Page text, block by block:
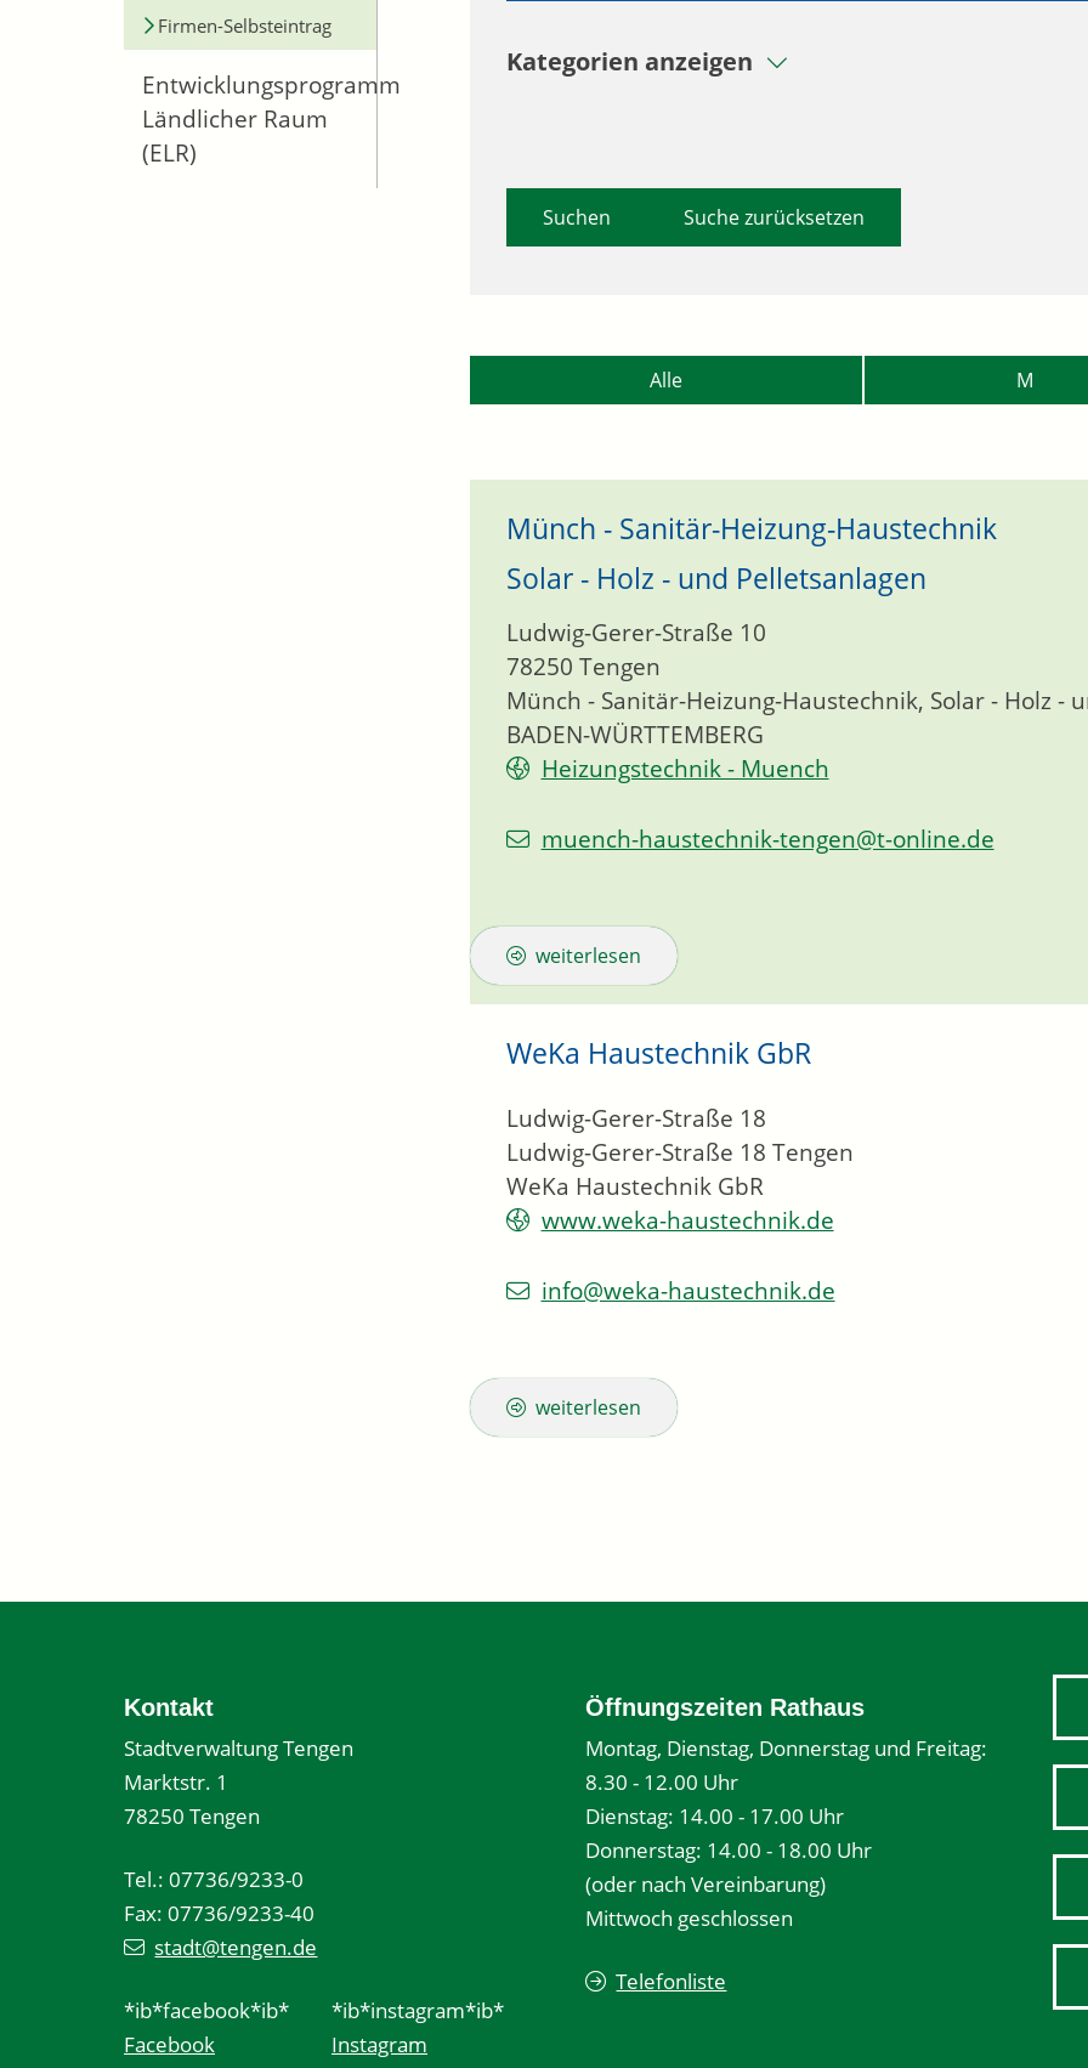
Firmen-Selbsteintrag
Entwicklungsprogramm
Ländlicher Raum
(ELR)
Kategorien anzeigen
Suche zurücksetzen
Alle M
Münch - Sanitär-Heizung-Haustechnik
Solar - Holz - und Pelletsanlagen
Münch - Sanitär-Heizung-Haustechnik, Solar - Holz -
Ludwig-Gerer-Straße 10
78250 Tengen
BADEN-WÜRTTEMBERG
Heizungstechnik - Muench
muench-haustechnik-tengen@t-online.de
weiterlesen
WeKa Haustechnik GbR
WeKa Haustechnik GbR
Ludwig-Gerer-Straße 18
Ludwig-Gerer-Straße 18 Tengen
www.weka-haustechnik.de
info@weka-haustechnik.de
weiterlesen
Kontakt
Stadtverwaltung Tengen
Marktstr. 1
78250 Tengen
Tel.: 07736/9233-0
Fax: 07736/9233-40
stadt@tengen.de
*ib*facebook*ib*
Facebook
*ib*instagram*ib*
Instagram
Öffnungszeiten Rathaus
Montag, Dienstag, Donnerstag und Freitag:
8.30 - 12.00 Uhr
Dienstag: 14.00 - 17.00 Uhr
Donnerstag: 14.00 - 18.00 Uhr
(oder nach Vereinbarung)
Mittwoch geschlossen
Telefonliste